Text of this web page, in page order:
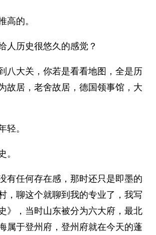
高的。
人历史很悠久的感觉？
八大关，你若是看看地图，全是历
故居，老舍故居，德国领事馆，大
。
有任何存在感，那时还只是即墨的
，聊这个就聊到我的专业了，我写
》，当时山东被分为六大府，最北
属于登州府，登州府就在今天的蓬